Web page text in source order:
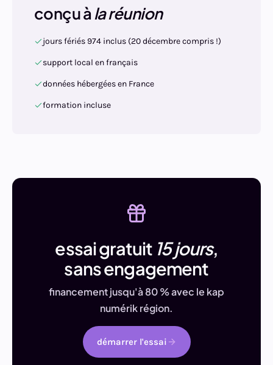
conçu àla réunion
jours fériés 974 inclus (20 décembre compris !)
support local en français
données hébergées en France
formation incluse
essai gratuit 15 jours,
sans engagement
financement jusqu'à 80 % avec le kap
numérik région.
démarrer l'essai